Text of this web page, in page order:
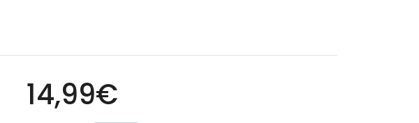
14,99€